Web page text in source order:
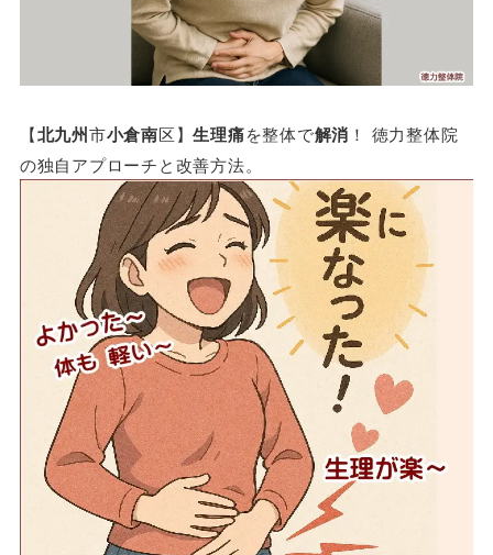
【北九州市小倉南区】生理痛を整体で解消 ！ 徳力整体院
の独自アプローチと改善方法。